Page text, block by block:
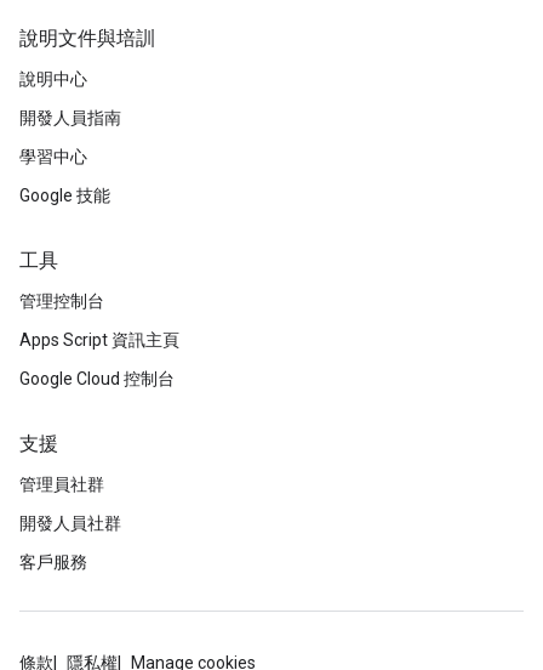
說明文件與培訓
說明中心
開發人員指南
學習中心
Google 技能
工具
管理控制台
Apps Script 資訊主頁
Google Cloud 控制台
支援
管理員社群
開發人員社群
客戶服務
條款 隱私權 Manage cookies